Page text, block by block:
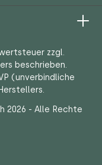
zzgl.
beschrieben.
(unverbindliche
2026 - Alle Rechte